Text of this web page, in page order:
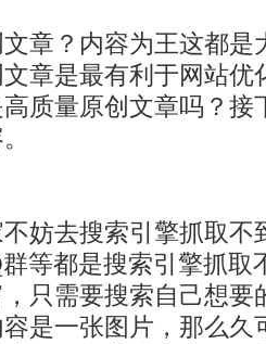
章？内容为王这都是
章是最有利于网站优
质量原创文章吗？接
妨去搜索引擎抓取不
等都是搜索引擎抓取
只需要搜索自己想要
是一张图片，那么久